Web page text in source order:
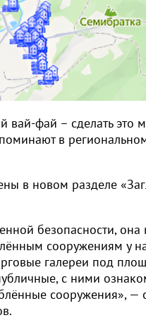
вай-фай – сделать это
в
в новом разделе
безопасности,
сооружениям у
галереи под
с ними
сооружения»,